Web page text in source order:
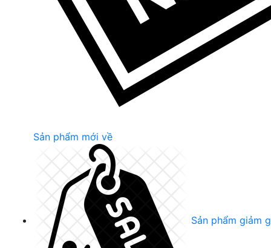
Sản phẩm mới về
Sản phẩm giảm